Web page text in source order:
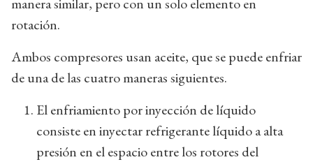
rotación.
Ambos compresores usan aceite, que se puede enfriar
de una de las cuatro maneras siguientes.
El enfriamiento por inyección de líquido
consiste en inyectar refrigerante líquido a alta
presión en el espacio entre los rotores del